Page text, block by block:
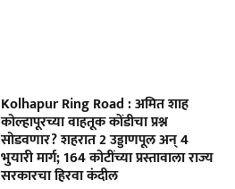
Kolhapur Ring Road : अमित शाह
कोल्हापूरच्या वाहतूक कोंडीचा प्रश्न
सोडवणार? शहरात 2 उड्डाणपूल अन् 4
भुयारी मार्ग; 164 कोटींच्या प्रस्तावाला राज्य
सरकारचा हिरवा कंदील